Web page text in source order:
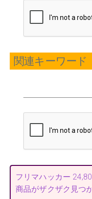
関連キーワード
フリマハッカー
商品がザクザク見つ